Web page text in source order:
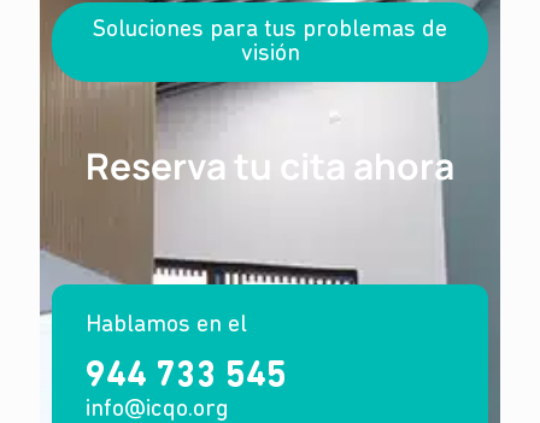
Soluciones para tus problemas de
visión
Reserva tu cita ahora
Hablamos en el
944 733 545
info@icqo.org